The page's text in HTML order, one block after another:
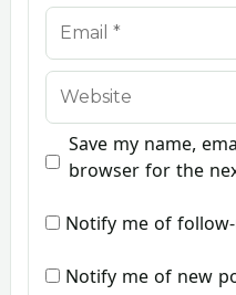
Email
Website
Save my name,
browser for the
Notify me of
Notify me of new